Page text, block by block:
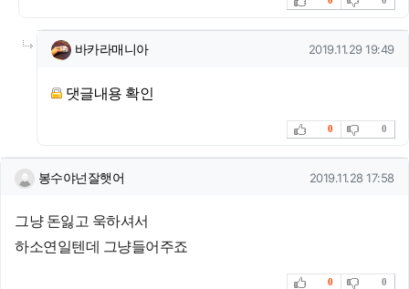
바카라매니아님의 댓글의
댓글
바카라매니아 작성일
2019.11.29 19:49
댓글내용 확인
추천
0 비추천
0
봉수야넌잘햇어님의 댓글
봉수야넌잘햇어 작성일
2019.11.28 17:58
그냥 돈잃고 욱하셔서
하소연일텐데 그냥들어주죠
추천
0 비추천
0